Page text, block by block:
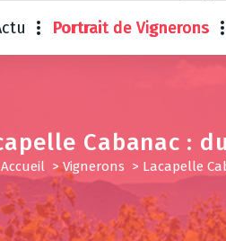
Portrait de Vignerons
Cabanac :
Accueil >Vignerons > Lacapelle